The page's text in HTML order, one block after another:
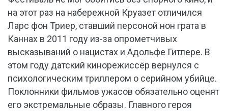
на этот раз на набережной Круазет отличился
Ларс фон Триер, ставший персоной нон грата в
Каннах в 2011 году из-за опрометчивых
высказываний о нацистах и Адольфе Гитлере. В
этом году датский кинорежиссёр вернулся с
психологическим триллером о серийном убийце.
Поклонники фильмов ужасов обязательно оценят
его экстремальные образы. Главного героя